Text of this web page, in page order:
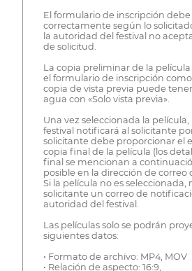
El formulario de inscripción debe
correctamente según lo
la autoridad del festival no
de solicitud.
La copia preliminar de la
el formulario de inscripción
copia de vista previa puede
agua con «Solo vista previa».
Una vez seleccionada la
festival notificará al solicitante
solicitante debe proporcionar el
copia final de la película (los
final se mencionan a
posible en la dirección de correo
Si la película no es seleccionada,
solicitante un correo de
autoridad del festival.
Las películas solo se podrán
siguientes datos:
• Formato de archivo: MP4, MOV
• Relación de aspecto: 16:9,